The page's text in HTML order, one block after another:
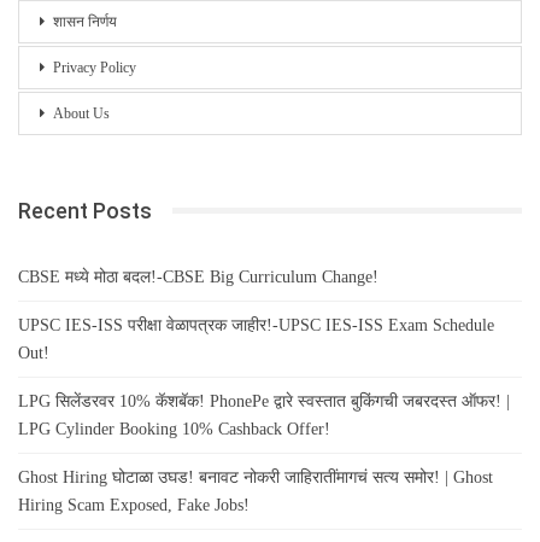
शासन निर्णय
Privacy Policy
About Us
Recent Posts
CBSE मध्ये मोठा बदल!-CBSE Big Curriculum Change!
UPSC IES-ISS परीक्षा वेळापत्रक जाहीर!-UPSC IES-ISS Exam Schedule
Out!
LPG सिलेंडरवर 10% कॅशबॅक! PhonePe द्वारे स्वस्तात बुकिंगची जबरदस्त ऑफर! |
LPG Cylinder Booking 10% Cashback Offer!
Ghost Hiring घोटाळा उघड! बनावट नोकरी जाहिरातींमागचं सत्य समोर! | Ghost
Hiring Scam Exposed, Fake Jobs!